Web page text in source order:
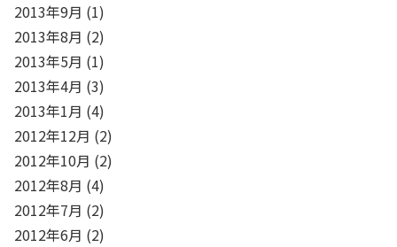
2013年9月 (1)
2013年8月 (2)
2013年5月 (1)
2013年4月 (3)
2013年1月 (4)
2012年12月 (2)
2012年10月 (2)
2012年8月 (4)
2012年7月 (2)
2012年6月 (2)